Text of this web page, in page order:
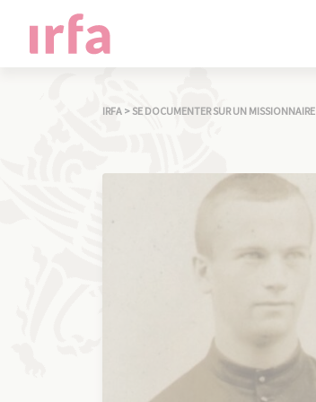
IRFA >SE DOCUMENTER SUR UN MISSIONNAIRE